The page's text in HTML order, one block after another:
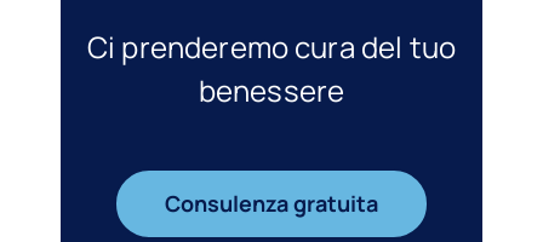
Ci prenderemo cura del tuo
benessere
Consulenza gratuita